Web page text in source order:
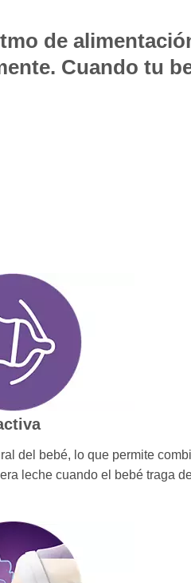
de
Cuando tu
del bebé, lo que permite
leche cuando el bebé traga